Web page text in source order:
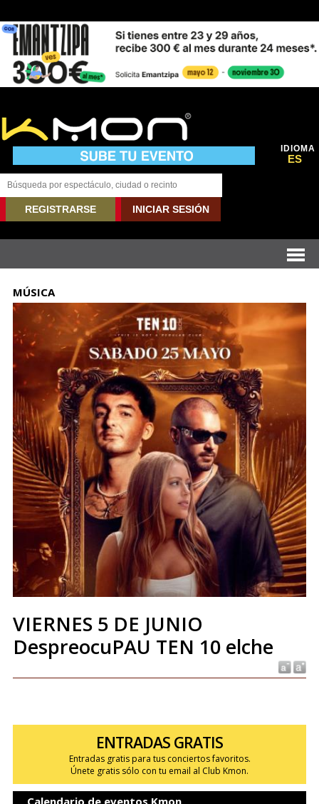
IDIOMA
ES
REGISTRARSE INICIAR SESIÓN
MÚSICA
VIERNES 5 DE JUNIO
DespreocuPAU TEN 10 elche
ENTRADAS GRATIS
Entradas gratis para tus conciertos favoritos.
Únete gratis sólo con tu email al Club Kmon.
Calendario de eventos Kmon